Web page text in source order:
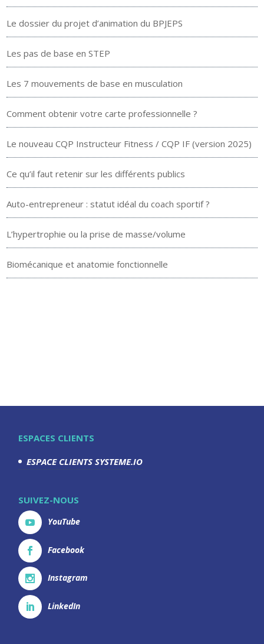
Le dossier du projet d’animation du BPJEPS
Les pas de base en STEP
Les 7 mouvements de base en musculation
Comment obtenir votre carte professionnelle ?
Le nouveau CQP Instructeur Fitness / CQP IF (version 2025)
Ce qu’il faut retenir sur les différents publics
Auto-entrepreneur : statut idéal du coach sportif ?
L’hypertrophie ou la prise de masse/volume
Biomécanique et anatomie fonctionnelle
ESPACES CLIENTS
ESPACE CLIENTS SYSTEME.IO
SUIVEZ-NOUS
YouTube
Facebook
Instagram
LinkedIn